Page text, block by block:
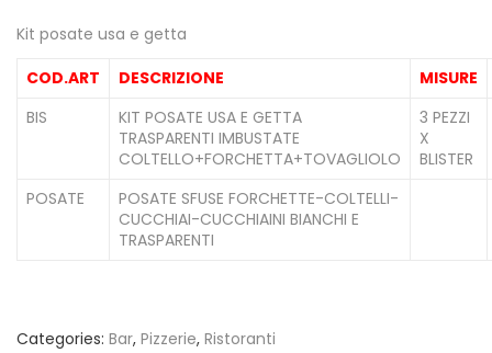
Kit posate usa e getta
COD.ART
DESCRIZIONE
MISURE
BIS
KIT POSATE USA E GETTA
TRASPARENTI IMBUSTATE
COLTELLO+FORCHETTA+TOVAGLIOLO
3 PEZZI
X
BLISTER
POSATE
POSATE SFUSE FORCHETTE-COLTELLI-
CUCCHIAI-CUCCHIAINI BIANCHI E
TRASPARENTI
Categories: Bar, Pizzerie, Ristoranti